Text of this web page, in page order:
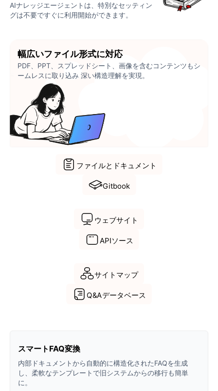
AIナレッジエージェントは、特別なセッティン
グは不要ですぐに利用開始ができます。
幅広いファイル形式に対応
PDF、PPT、スプレッドシート、画像を含むコンテンツもシ
ームレスに取り込み 深い構造理解を実現。
ファイルとドキュメント
Gitbook
ウェブサイト
APIソース
サイトマップ
Q&Aデータベース
スマートFAQ変換
内部ドキュメントから自動的に構造化されたFAQを生成
し、柔軟なテンプレートで旧システムからの移行も簡単
に。